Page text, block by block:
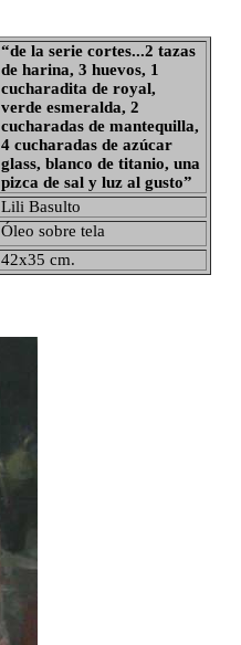
“de la serie cortes...2 tazas
de harina, 3 huevos, 1
cucharadita de royal,
verde esmeralda, 2
cucharadas de mantequilla,
4 cucharadas de azúcar
glass, blanco de titanio, una
pizca de sal y luz al gusto”
Lili Basulto
Óleo sobre tela
42x35 cm.